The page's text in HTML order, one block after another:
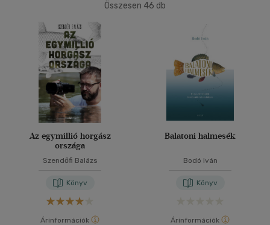
Nyelv szerint
Magyar(42)
Német(2)
Vélemény szerint
Összesen 46 db
Az egymillió horgász
országa
Szendőfi Balázs
Könyv
Árinformációk
Balatoni halmesék
Bodó Iván
Könyv
Árinformációk